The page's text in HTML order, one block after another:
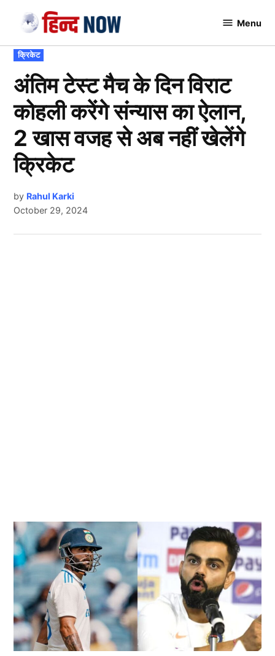
content
Menu
POSTED
IN
क्रिकेट
अंतिम टेस्ट मैच के दिन विराट
कोहली करेंगे संन्यास का ऐलान,
2 खास वजह से अब नहीं खेलेंगे
क्रिकेट
by Rahul Karki
October 29, 2024